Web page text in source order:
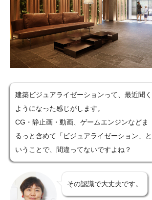
建築ビジュアライゼーションって、最近聞く
ようになった感じがします。
CG・静止画・動画、ゲームエンジンなどま
るっと含めて「ビジュアライゼーション」と
いうことで、間違ってないですよね？
その認識で大丈夫です。